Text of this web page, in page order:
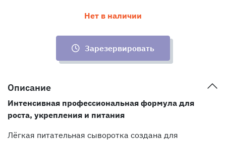
Нет в наличии
Зарезервировать
Описание
Интенсивная профессиональная формула для
роста, укрепления и питания
Лёгкая питательная сыворотка создана для